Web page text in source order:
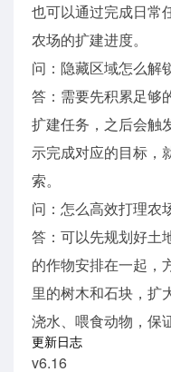
也可以通过完成日常
农场的扩建进度。
问：隐藏区域怎么解
答：需要先积累足够
扩建任务，之后会触
示完成对应的目标，
索。
问：怎么高效打理农
答：可以先规划好土
的作物安排在一起，
里的树木和石块，扩
浇水、喂食动物，保
更新日志
v6.16